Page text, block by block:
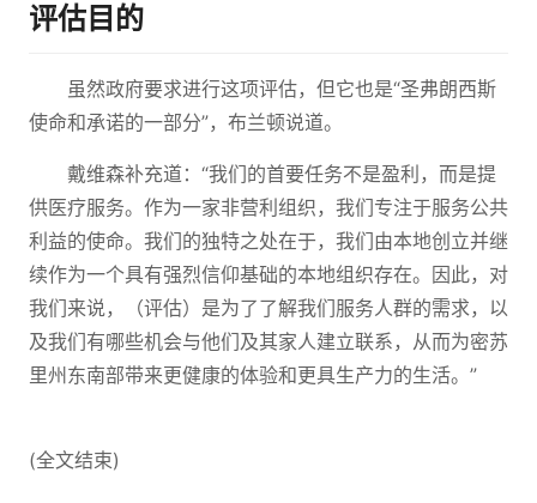
评估目的
虽然政府要求进行这项评估，但它也是“圣弗朗西斯
使命和承诺的一部分”，布兰顿说道。
戴维森补充道：“我们的首要任务不是盈利，而是提
供医疗服务。作为一家非营利组织，我们专注于服务公共
利益的使命。我们的独特之处在于，我们由本地创立并继
续作为一个具有强烈信仰基础的本地组织存在。因此，对
我们来说，（评估）是为了了解我们服务人群的需求，以
及我们有哪些机会与他们及其家人建立联系，从而为密苏
里州东南部带来更健康的体验和更具生产力的生活。”
(全文结束)